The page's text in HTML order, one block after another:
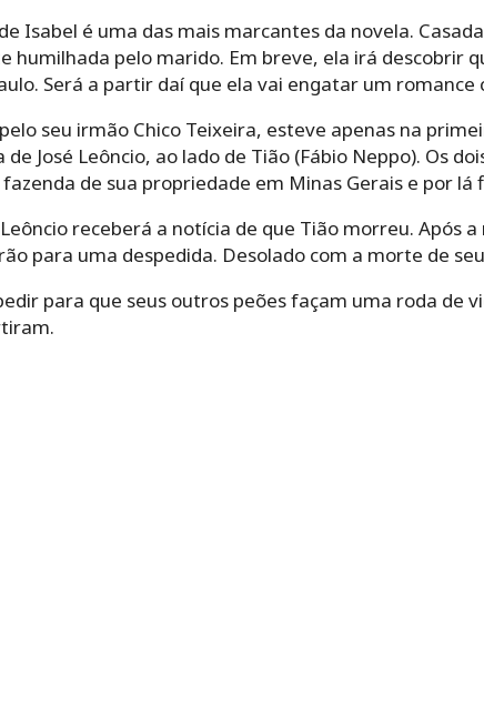
Isabel é uma das mais marcantes da novela.
humilhada pelo marido. Em breve, ela irá descobrir
Será a partir daí que ela vai engatar um romance
seu irmão Chico Teixeira, esteve apenas na
de José Leôncio, ao lado de Tião (Fábio Neppo). Os
de sua propriedade em Minas Gerais e por lá
Leôncio receberá a notícia de que Tião morreu. Após
para uma despedida. Desolado com a morte de
para que seus outros peões façam uma roda de